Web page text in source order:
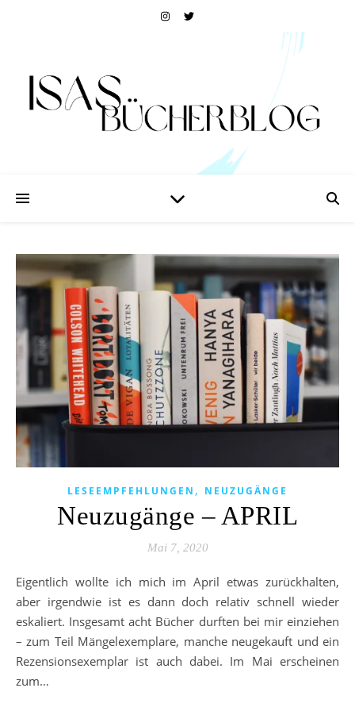
LESEEMPFEHLUNGEN , NEUZUGÄNGE
Neuzugänge – APRIL
Mai 7, 2020
Eigentlich wollte ich mich im April etwas zurückhalten,
aber irgendwie ist es dann doch relativ schnell wieder
eskaliert. Insgesamt acht Bücher durften bei mir einziehen
– zum Teil Mängelexemplare, manche neugekauft und ein
Rezensionsexemplar ist auch dabei. Im Mai erscheinen
zum…